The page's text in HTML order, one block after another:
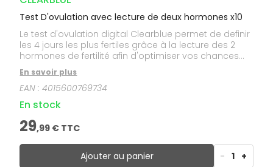
Test D'ovulation avec lecture de deux hormones x10
Le test d'ovulation digital Clearblue permet de definir
les 4 jours les plus fertiles grâce à la lecture des 2
hormones de fertilité afin d'optimiser vos chances
pour tomber enceinte.
En savoir plus
EAN :4015600769734
En stock
29,99 € TTC
Ajouter au panier - 1 +